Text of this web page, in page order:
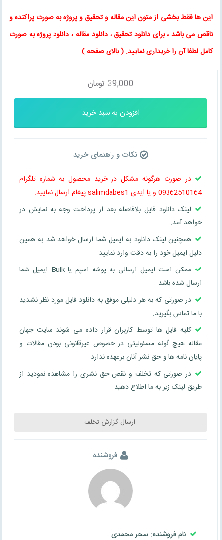
این ها فقط بخشی از متون اینمقاله وتحقیق و پروژه به صورت پراکنده و
ناقص می باشد ، برای دانلود تحقیق ،دانلود مقاله ، دانلود پروژه به صورت
کامل لطفا آن را خریداری نمایید. (بالای صفحه)
39,000 تومان
افزودن به سبد خرید
نکات و راهنمای خرید
در صورت هرگونه مشکل در خرید محصول به شماره تلگرام
09362510164 و یا ایدی salimdabes1 پیغام ارسال نمایید.
لینک دانلود فایل بلافاصله بعد از پرداخت وجه به نمایش در
خواهد آمد.
همچنین لینک دانلود به ایمیل شما ارسال خواهد شد به همین
دلیل ایمیل خود را به دقت وارد نمایید.
ممکن است ایمیل ارسالی به پوشه اسپم یا Bulk ایمیل شما
ارسال شده باشد.
در صورتی که به هر دلیلی موفق به دانلود فایل مورد نظر نشدید
با ما تماس بگیرید.
کلیه فایل ها توسط کاربران قرار داده می شوند سایت جهان
مقاله هیچ گونه مسئولیتی در خصوص غیرقانونی بودن مقالات و
پایان نامه ها و حق نشر آنان برعهده ندارد
در صورتی که تخلف و نقص حق نشری را مشاهده نمودید از
طریق لینک زیر به ما اطلاع دهید.
ارسال گزارش تخلف
فروشنده
نام فروشنده: سحر محمدی